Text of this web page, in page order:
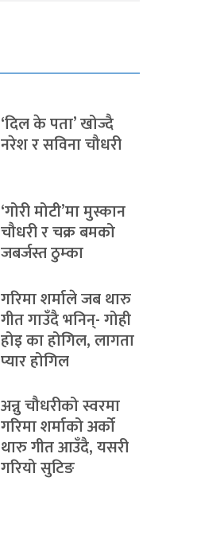
‘दिल के पता’ खोज्दै
नरेश र सविना चौधरी
‘गोरी मोटी’मा मुस्कान
चौधरी र चक्र बमको
जबर्जस्त ठुम्का
गरिमा शर्माले जब थारु
गीत गाउँदै भनिन्- गोही
होइ का होगिल, लागता
प्यार होगिल
अन्नु चौधरीको स्वरमा
गरिमा शर्माको अर्को
थारु गीत आउँदै, यसरी
गरियो सुटिङ